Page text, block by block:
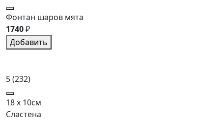
Фонтан шаров мята
1740₽
Добавить
5(232)
18 x 10см
Сластена